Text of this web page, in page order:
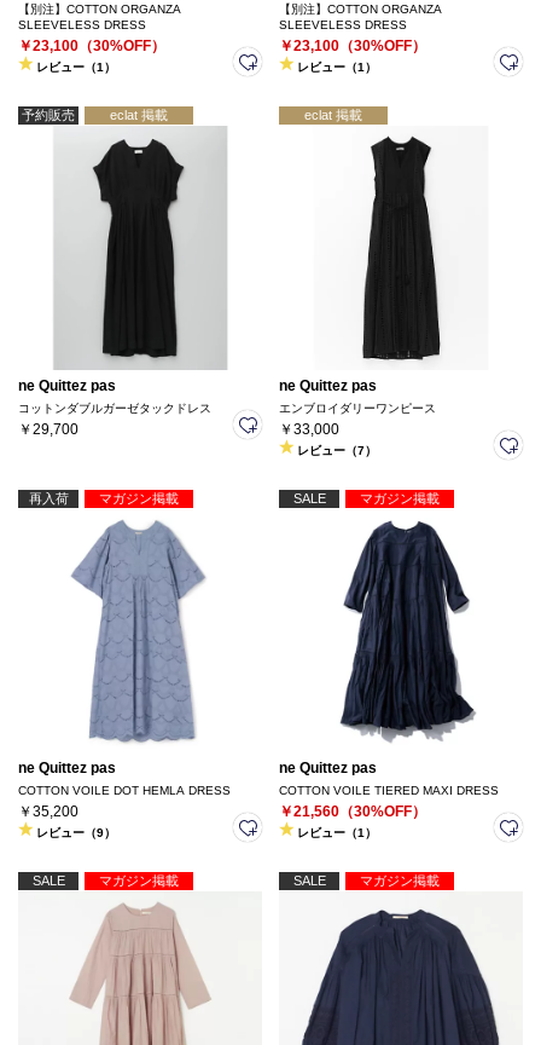
【別注】COTTON ORGANZA
SLEEVELESS DRESS
￥23,100（30%OFF）
レビュー（1）
【別注】COTTON ORGANZA
SLEEVELESS DRESS
￥23,100（30%OFF）
レビュー（1）
予約販売 eclat 掲載
ne Quittez pas
コットンダブルガーゼタックドレス
￥29,700
eclat 掲載
ne Quittez pas
エンブロイダリーワンピース
￥33,000
レビュー（7）
再入荷 マガジン掲載
ne Quittez pas
COTTON VOILE DOT HEMLA DRESS
￥35,200
レビュー（9）
SALE マガジン掲載
ne Quittez pas
COTTON VOILE TIERED MAXI DRESS
￥21,560（30%OFF）
レビュー（1）
SALE マガジン掲載 SALE マガジン掲載